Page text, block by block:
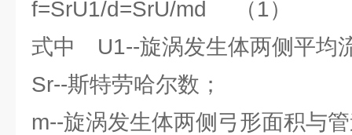
f=SrU1/d=SrU/md （1）
式中 U1--旋涡发生体两侧平均
Sr--斯特劳哈尔数；
m--旋涡发生体两侧弓形面积与